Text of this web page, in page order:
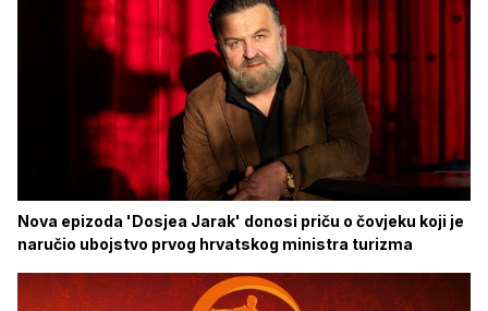
Nova epizoda 'Dosjea Jarak' donosi priču o čovjeku koji je
naručio ubojstvo prvog hrvatskog ministra turizma